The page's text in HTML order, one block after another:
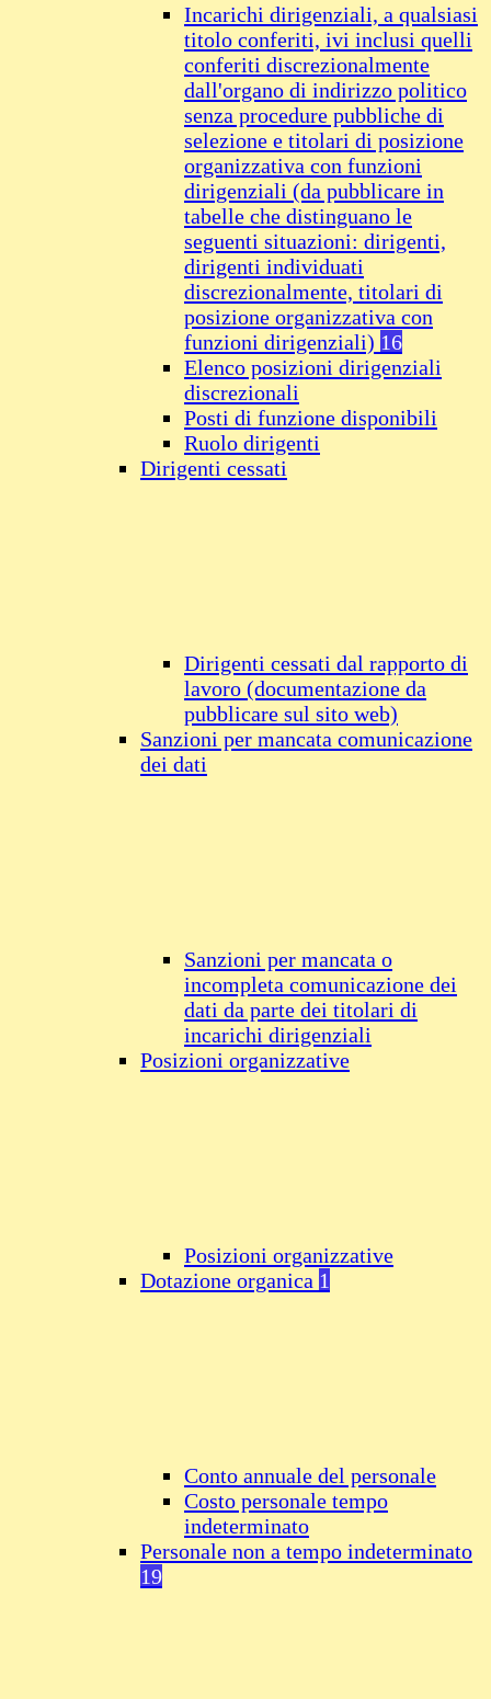
Incarichi dirigenziali, a qualsiasi
titolo conferiti, ivi inclusi quelli
conferiti discrezionalmente
dall'organo di indirizzo politico
senza procedure pubbliche di
selezione e titolari di posizione
organizzativa con funzioni
dirigenziali (da pubblicare in
tabelle che distinguano le
seguenti situazioni: dirigenti,
dirigenti individuati
discrezionalmente, titolari di
posizione organizzativa con
funzioni dirigenziali) 16
Elenco posizioni dirigenziali
discrezionali
Posti di funzione disponibili
Ruolo dirigenti
Dirigenti cessati
Dirigenti cessati dal rapporto di
lavoro (documentazione da
pubblicare sul sito web)
Sanzioni per mancata comunicazione
dei dati
Sanzioni per mancata o
incompleta comunicazione dei
dati da parte dei titolari di
incarichi dirigenziali
Posizioni organizzative
Posizioni organizzative
Dotazione organica 1
Conto annuale del personale
Costo personale tempo
indeterminato
Personale non a tempo indeterminato
19